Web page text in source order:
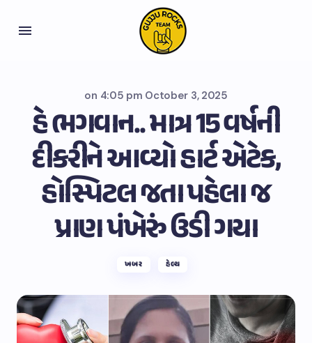
on 4:05 pm October 3, 2025
હે ભગવાન.. માત્ર 15 વર્ષની
દીકરીને આવ્યો હાર્ટ એટેક,
હોસ્પિટલ જતા પહેલા જ
પ્રાણ પંખેરું ઉડી ગયા
ખબર હેલ્થ